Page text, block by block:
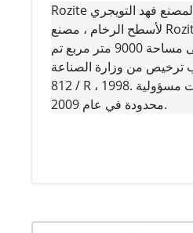
Rozite هو الاسم التجاري لمصنع فهد التويجري
لأسطح الرخام ، مصنع Rozite Qassim يخدم
المنطقة الصناعية على مساحة 9000 متر مربع تم
ترخيص من وزارة الصناعة
812 / R ، 1998. وتحول إلى شركة ذات مسؤولية
محدودة في عام 2009.